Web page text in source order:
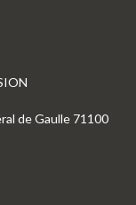
de Gaulle 71100